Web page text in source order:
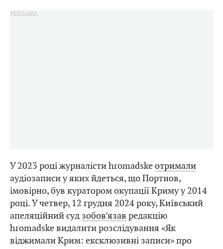
У 2023 році журналісти hromadskeотримали
аудіозаписи у яких йдеться, що Портнов,
імовірно, був куратором окупації Криму у 2014
році. У четвер, 12 грудня 2024 року, Київський
апеляційний суд зобов’язав редакцію
hromadske видалити розслідування «Як
віджимали Крим: ексклюзивні записи» про